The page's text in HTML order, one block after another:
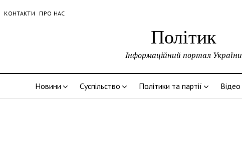
КОНТАКТИ ПРО НАС
Політик
Інформаційний портал України
Новини Суспільство Політики та партії Відео